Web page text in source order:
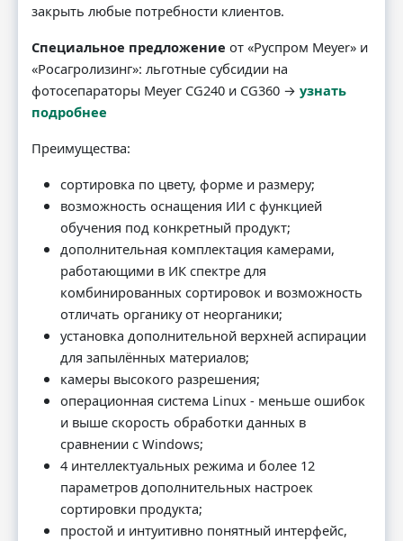
закрыть любые потребности клиентов.
Специальное предложение от «Руспром Meyer» и
«Росагролизинг»: льготные субсидии на
фотосепараторы Meyer CG240 и CG360 → узнать
подробнее
Преимущества:
сортировка по цвету, форме и размеру;
возможность оснащения ИИ с функцией
обучения под конкретный продукт;
дополнительная комплектация камерами,
работающими в ИК спектре для
комбинированных сортировок и возможность
отличать органику от неорганики;
установка дополнительной верхней аспирации
для запылённых материалов;
камеры высокого разрешения;
операционная система Linux - меньше ошибок
и выше скорость обработки данных в
сравнении с Windows;
4 интеллектуальных режима и более 12
параметров дополнительных настроек
сортировки продукта;
простой и интуитивно понятный интерфейс,